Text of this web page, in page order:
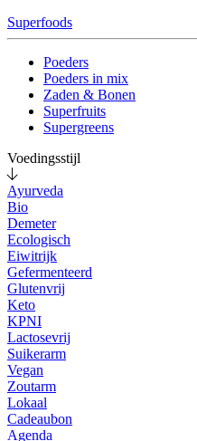
Superfoods
Poeders
Poeders in mix
Zaden & Bonen
Superfruits
Supergreens
Voedingsstijl
Ayurveda
Bio
Demeter
Ecologisch
Eiwitrijk
Gefermenteerd
Glutenvrij
Keto
KPNI
Lactosevrij
Suikerarm
Vegan
Zoutarm
Lokaal
Cadeaubon
Agenda